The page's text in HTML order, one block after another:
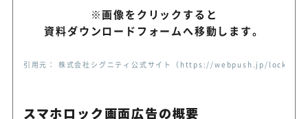
レストラン★スター
飲食店に特化した店舗アプリ
ス。自動販促メッセージの配
Pを搭載
※画像をクリックすると
資料ダウンロードフォームへ移動します。
引用元： 株式会社シグニティ公式サイト（https://webpush.jp/lock-
スマホロック画面広告の概要